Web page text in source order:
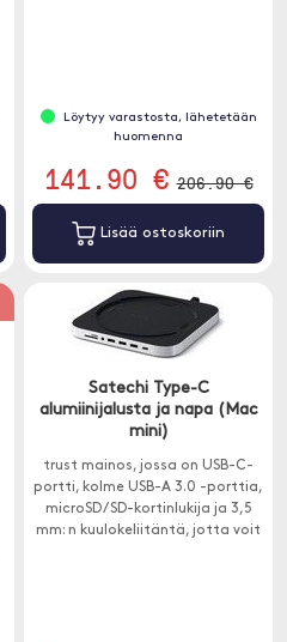
Löytyy varastosta, lähetetään
huomenna
141.90 € 206.90 €
Lisää ostoskoriin
Satechi Type-C
alumiinijalusta ja napa (Mac
mini)
trust mainos, jossa on USB-C-
portti, kolme USB-A 3.0 -porttia,
microSD / SD-kortinlukija ja 3,5
mm: n kuulokeliitäntä, jotta voit